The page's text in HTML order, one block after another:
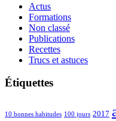
Actus
Formations
Non classé
Publications
Recettes
Trucs et astuces
Étiquettes
10 bonnes habitudes 100 jours 2017